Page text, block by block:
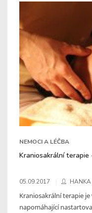
NEMOCI A LÉČBA
Kraniosakrální
05.09.2017
Kraniosakrální terapie
napomáhající